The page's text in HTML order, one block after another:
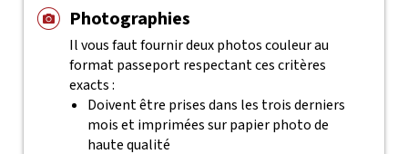
Photographies
Il vous faut fournir deux photos couleur au
format passeport respectant ces critères
exacts :
Doivent être prises dans les trois derniers
mois et imprimées sur papier photo de
haute qualité